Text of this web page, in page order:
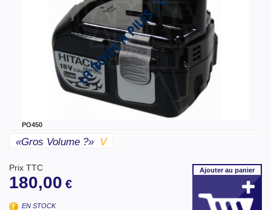
PO450
«gros Volume ?» V
Prix TTC
180,00 €
EN STOCK
Ajouterau panier